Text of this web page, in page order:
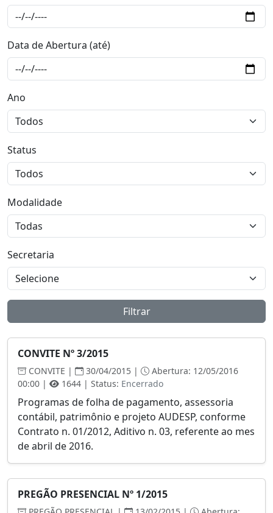
Data de Abertura (até)
Ano
Status
Modalidade
Secretaria
Filtrar
CONVITE Nº 3/2015
CONVITE | 30/04/2015 |
Abertura: 12/05/2016
00:00 |
1644 | Status: Encerrado
Programas de folha de pagamento, assessoria
contábil, patrimônio e projeto AUDESP, conforme
Contrato n. 01/2012, Aditivo n. 03, referente ao mes
de abril de 2016.
PREGÃO PRESENCIAL Nº 1/2015